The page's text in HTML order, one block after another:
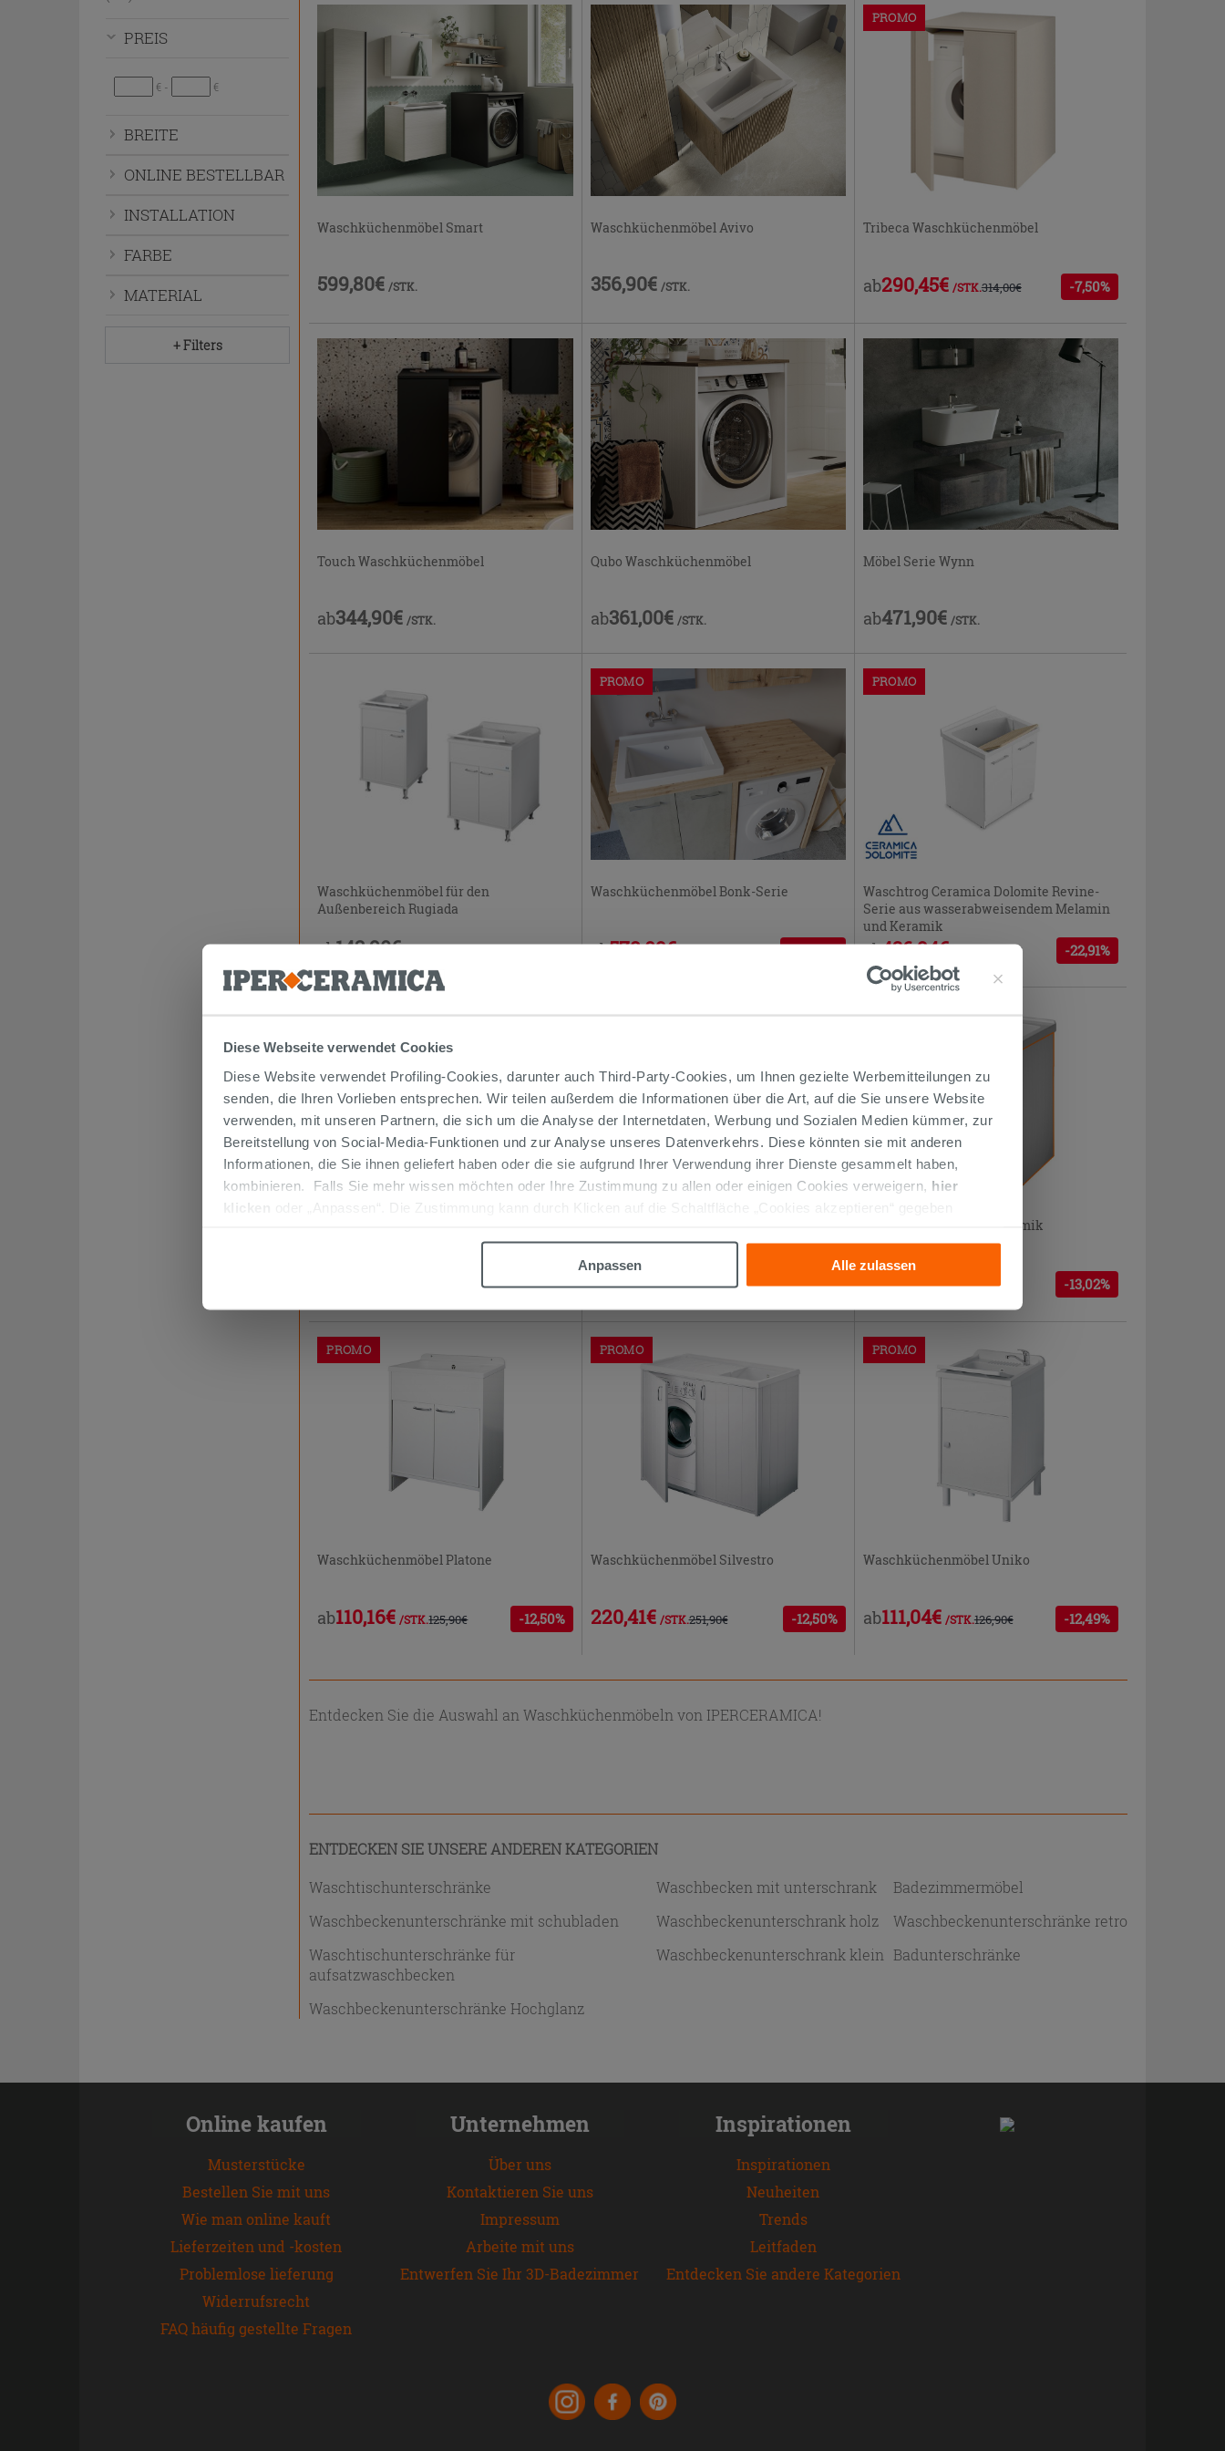
Diese Webseite verwendet Cookies
Diese Website verwendet Profiling-Cookies, darunter auch Third-Party-Cookies, um Ihnen gezielte Werbemitteilungen zu
senden, die Ihren Vorlieben entsprechen. Wir teilen außerdem die Informationen über die Art, auf die Sie unsere Website
verwenden, mit unseren Partnern, die sich um die Analyse der Internetdaten, Werbung und Sozialen Medien kümmer, zur
Bereitstellung von Social-Media-Funktionen und zur Analyse unseres Datenverkehrs. Diese könnten sie mit anderen
Informationen, die Sie ihnen geliefert haben oder die sie aufgrund Ihrer Verwendung ihrer Dienste gesammelt haben,
kombinieren. Falls Sie mehr wissen möchten oder Ihre Zustimmung zu allen oder einigen Cookies verweigern, hier
klicken
oder „Anpassen“. Die Zustimmung kann durch Klicken auf die Schaltfläche „Cookies akzeptieren“ gegeben
Anpassen
Alle zulassen
bzw.
auszublenden.
PREIS
€ - €
BREITE
ONLINE BESTELLBAR
INSTALLATION
FARBE
MATERIAL
+ Filters
Waschküchenmöbel Smart
599,80€ /STK.
Waschküchenmöbel Avivo
356,90€ /STK.
PROMO
Tribeca Waschküchenmöbel
ab290,45€ /STK.314,00€ -7,50%
Touch Waschküchenmöbel
ab344,90€ /STK.
Qubo Waschküchenmöbel
ab361,00€ /STK.
Möbel Serie Wynn
ab471,90€ /STK.
Waschküchenmöbel für den
Außenbereich Rugiada
ab142,90€
PROMO
Waschküchenmöbel Bonk-Serie
ab578,09€ -25,00%
PROMO
Waschtrog Ceramica Dolomite Revine-
Serie aus wasserabweisendem Melamin
und Keramik
ab436,94€ 566,80€ -22,91%
PROMO
-15,00%
PROMO
Pvc und Keramik
316,42€ /STK.363,80€ -13,02%
PROMO
Waschtrog Reno aus Keramik
ab316,42€ /STK.363,80€ -13,02%
PROMO
Waschküchenmöbel Platone
ab110,16€ /STK.125,90€ -12,50%
PROMO
Waschküchenmöbel Silvestro
220,41€ /STK.251,90€ -12,50%
PROMO
Waschküchenmöbel Uniko
ab111,04€ /STK.126,90€ -12,49%
Entdecken Sie die Auswahl an Waschküchenmöbeln von IPERCERAMICA!
ENTDECKEN SIE UNSERE ANDEREN KATEGORIEN
Waschtischunterschränke
Waschbecken mit unterschrank
Badezimmermöbel
Waschbeckenunterschränke mit schubladen
Waschbeckenunterschrank holz
Waschbeckenunterschränke retro
Waschtischunterschränke für
aufsatzwaschbecken
Waschbeckenunterschrank klein Badunterschränke
Waschbeckenunterschränke Hochglanz
Online kaufen
Musterstücke
Bestellen Sie mit uns
Wie man online kauft
Lieferzeiten und -kosten
Problemlose lieferung
Widerrufsrecht
FAQ häufig gestellte Fragen
Unternehmen
Über uns
Kontaktieren Sie uns
Impressum
Arbeite mit uns
Entwerfen Sie Ihr 3D-Badezimmer
Inspirationen
Inspirationen
Neuheiten
Trends
Leitfaden
Entdecken Sie andere Kategorien